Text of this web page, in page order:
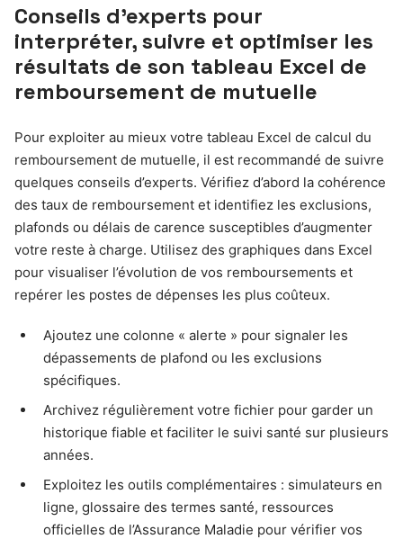
Conseils d’experts pour
interpréter, suivre et optimiser les
résultats de son tableau Excel de
remboursement de mutuelle
Pour exploiter au mieux votre tableau Excel de calcul du
remboursement de mutuelle, il est recommandé de suivre
quelques conseils d’experts. Vérifiez d’abord la cohérence
des taux de remboursement et identifiez les exclusions,
plafonds ou délais de carence susceptibles d’augmenter
votre reste à charge. Utilisez des graphiques dans Excel
pour visualiser l’évolution de vos remboursements et
repérer les postes de dépenses les plus coûteux.
Ajoutez une colonne « alerte » pour signaler les
dépassements de plafond ou les exclusions
spécifiques.
Archivez régulièrement votre fichier pour garder un
historique fiable et faciliter le suivi santé sur plusieurs
années.
Exploitez les outils complémentaires : simulateurs en
ligne, glossaire des termes santé, ressources
officielles de l’Assurance Maladie pour vérifier vos